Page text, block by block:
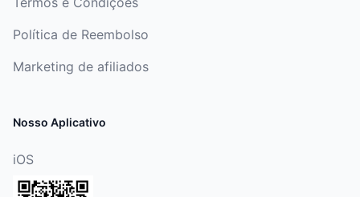
Política de Reembolso
Marketing de afiliados
Nosso Aplicativo
iOS